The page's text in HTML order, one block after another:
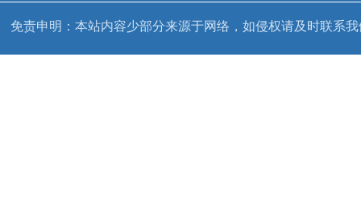
免责申明：本站内容少部分来源于网络，如侵权请及时联系